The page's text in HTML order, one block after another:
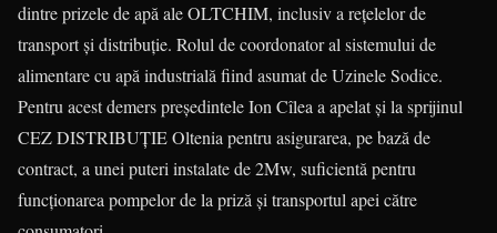
dintre prizele de apă ale OLTCHIM, inclusiv a reţelelor de
transport şi distribuţie. Rolul de coordonator al sistemului de
alimentare cu apă industrială fiind asumat de Uzinele Sodice.
Pentru acest demers preşedintele Ion Cîlea a apelat şi la sprijinul
CEZ DISTRIBUŢIE Oltenia pentru asigurarea, pe bază de
contract, a unei puteri instalate de 2Mw, suficientă pentru
funcţionarea pompelor de la priză şi transportul apei către